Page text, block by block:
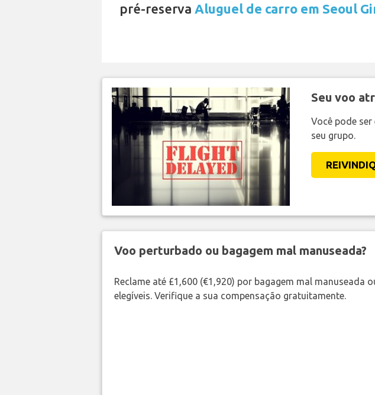
pré-reserva Aluguel de carro em Seoul
Seu voo
Você pode ser
seu grupo.
Voo perturbado ou bagagem mal manuseada?
Reclame até £1,600 (€1,920) por bagagem mal manuseada
elegíveis. Verifique a sua compensação gratuitamente.